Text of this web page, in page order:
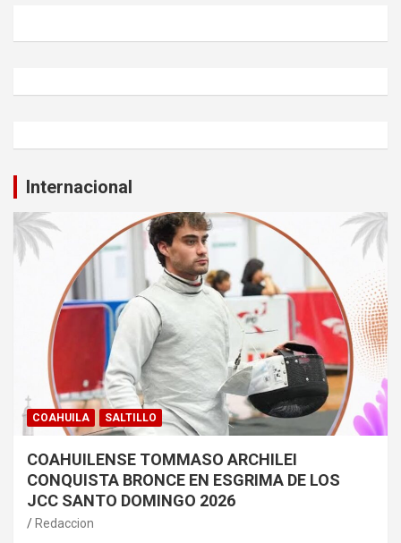
Internacional
COAHUILA SALTILLO
COAHUILENSE TOMMASO ARCHILEI
CONQUISTA BRONCE EN ESGRIMA DE LOS
JCC SANTO DOMINGO 2026
Redaccion